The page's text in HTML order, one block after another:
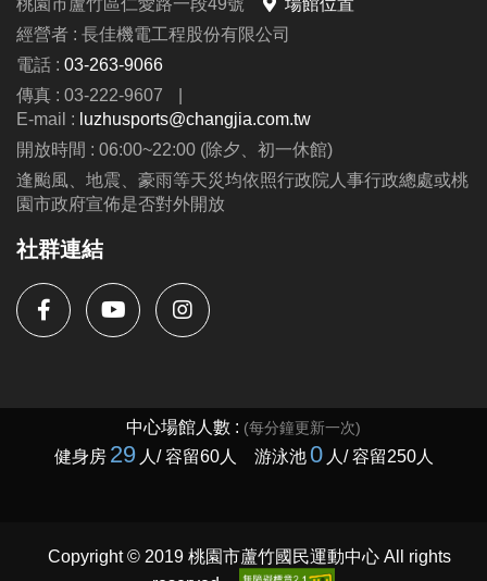
經營者 : 長佳機電工程股份有限公司
電話 : 03-263-9066
傳真 : 03-222-9607
|
E-mail : luzhusports@changjia.com.tw
開放時間 : 06:00~22:00 (除夕、初一休館)
逢颱風、地震、豪雨等天災均依照行政院人事行政總處或桃
園市政府宣佈是否對外開放
社群連結
Copyright © 2019 桃園市蘆竹國民運動中心 All rights